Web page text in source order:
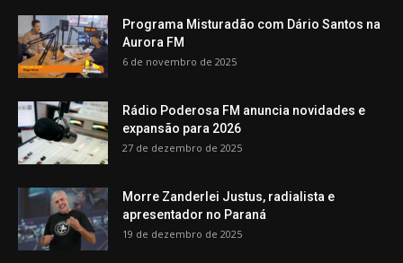
Programa Misturadão com Dário Santos na
Aurora FM
6 de novembro de 2025
Rádio Poderosa FM anuncia novidades e
expansão para 2026
27 de dezembro de 2025
Morre Zanderlei Justus, radialista e
apresentador no Paraná
19 de dezembro de 2025